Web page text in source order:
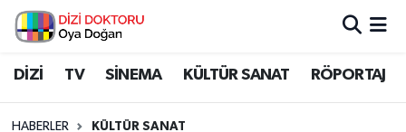
DİZİ TV SİNEMA KÜLTÜR SANAT RÖPORTAJ
HABERLER KÜLTÜR SANAT
İstanbul Nöbetçi Eczaneler